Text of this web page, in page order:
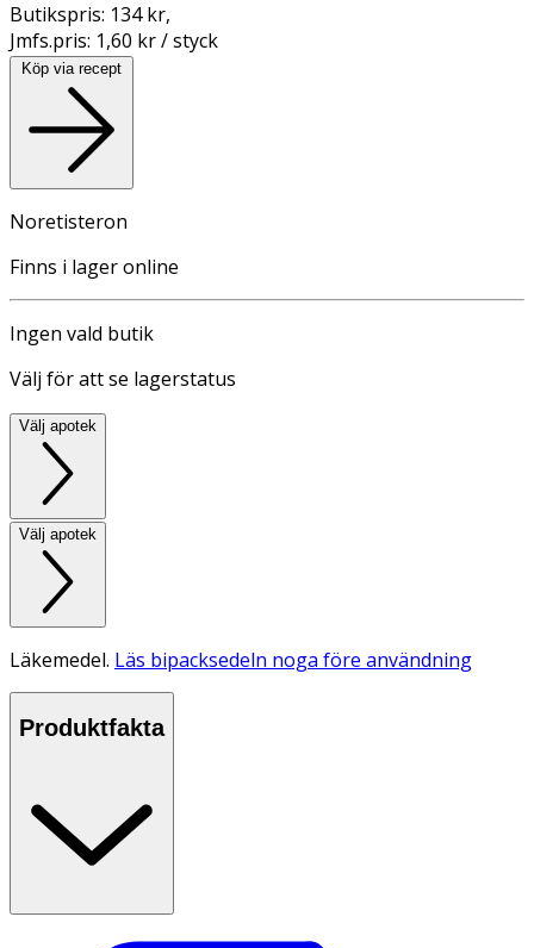
Butikspris: 134 kr,
Jmfs.pris: 1,60 kr / styck
Köp via recept
Noretisteron
Finns i lager online
Ingen vald butik
Välj för att se lagerstatus
Välj apotek
Välj apotek
Läkemedel. Läs bipacksedeln noga före användning
Produktfakta